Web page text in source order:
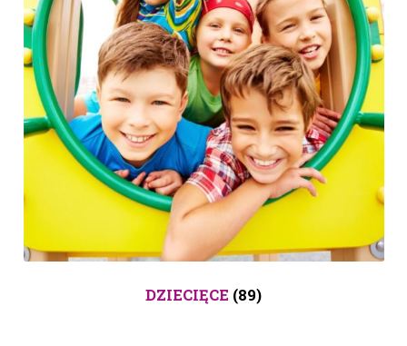
DZIECIĘCE (89)